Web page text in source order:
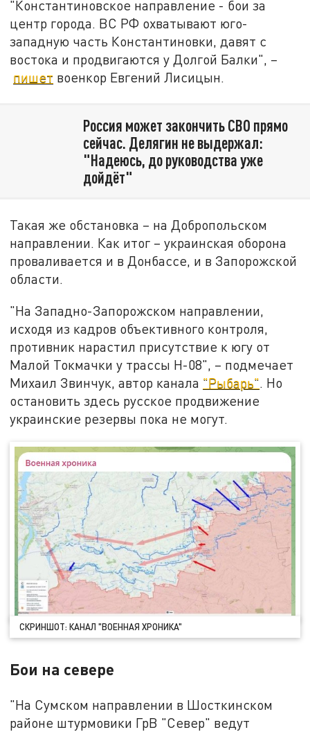
"Константиновское направление - бои за
центр города. ВС РФ охватывают юго-
западную часть Константиновки, давят с
востока и продвигаются у Долгой Балки", –
пишет военкор Евгений Лисицын.
Россия может закончить СВО прямо
сейчас. Делягин не выдержал:
"Надеюсь, до руководства уже
дойдёт"
Такая же обстановка – на Добропольском
направлении. Как итог – украинская оборона
проваливается и в Донбассе, и в Запорожской
области.
"На Западно-Запорожском направлении,
исходя из кадров объективного контроля,
противник нарастил присутствие к югу от
Малой Токмачки у трассы Н-08", – подмечает
Михаил Звинчук, автор канала "Рыбарь". Но
остановить здесь русское продвижение
украинские резервы пока не могут.
СКРИНШОТ: КАНАЛ "ВОЕННАЯ ХРОНИКА"
Бои на севере
"На Сумском направлении в Шосткинском
районе штурмовики ГрВ "Север" ведут